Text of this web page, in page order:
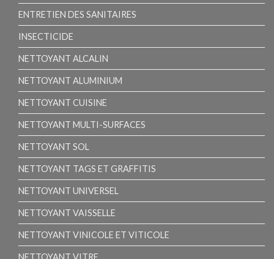
ENTRETIEN DES SANITAIRES
INSECTICIDE
NETTOYANT ALCALIN
NETTOYANT ALUMINIUM
NETTOYANT CUISINE
NETTOYANT MULTI-SURFACES
NETTOYANT SOL
NETTOYANT TAGS ET GRAFFITIS
NETTOYANT UNIVERSEL
NETTOYANT VAISSELLE
NETTOYANT VINICOLE ET VITICOLE
NETTOYANT VITRE